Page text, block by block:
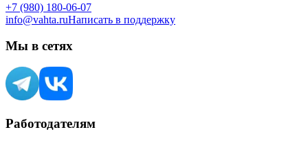
+7 (980) 180-06-07
info@vahta.ruНаписать в поддержку
Мы в сетях
Работодателям